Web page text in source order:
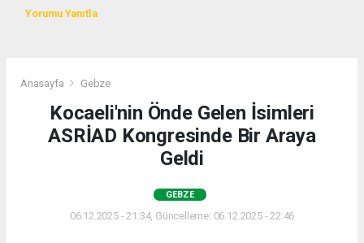
Yorumu Yanıtla
Anasayfa Gebze
Kocaeli'nin Önde Gelen İsimleri
ASRİAD Kongresinde Bir Araya
Geldi
GEBZE
06.12.2025 - 21:34, Güncelleme: 06.12.2025 - 22:46